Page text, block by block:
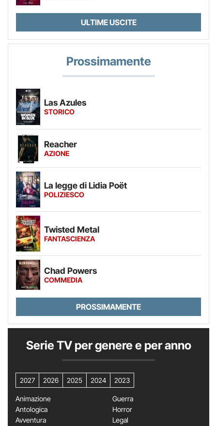
ULTIME USCITE
Prossimamente
Las Azules
STORICO
Reacher
AZIONE
La legge di Lidia Poët
POLIZIESCO
Twisted Metal
FANTASCIENZA
Chad Powers
COMMEDIA
PROSSIMAMENTE
Serie TV per genere e per anno
2027 2026 2025 2024 2023
Animazione
Antologica
Avventura
Guerra
Horror
Legal